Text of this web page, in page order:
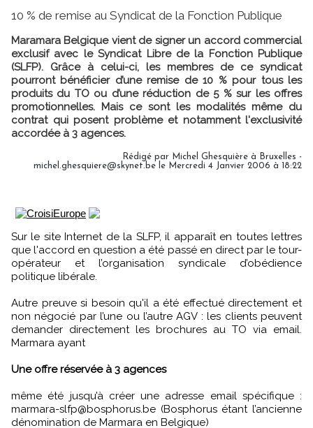
10 % de remise au Syndicat de la Fonction Publique
Maramara Belgique vient de signer un accord commercial
exclusif avec le Syndicat Libre de la Fonction Publique
(SLFP). Grâce à celui-ci, les membres de ce syndicat
pourront bénéficier d’une remise de 10 % pour tous les
produits du TO ou d’une réduction de 5 % sur les offres
promotionnelles. Mais ce sont les modalités même du
contrat qui posent problème et notamment l'exclusivité
accordée à 3 agences.
Rédigé par Michel Ghesquière à Bruxelles -
michel.ghesquiere@skynet.be le Mercredi 4 Janvier 2006 à 18:22
Sur le site Internet de la SLFP, il apparaît en toutes lettres
que l'accord en question a été passé en direct par le tour-
opérateur et l’organisation syndicale d’obédience
politique libérale.
Autre preuve si besoin qu'il a été effectué directement et
non négocié par l’une ou l’autre AGV : les clients peuvent
demander directement les brochures au TO via email.
Marmara ayant
Une offre réservée à 3 agences
même été jusqu’à créer une adresse email spécifique :
marmara-slfp@bosphorus.be (Bosphorus étant l’ancienne
dénomination de Marmara en Belgique)